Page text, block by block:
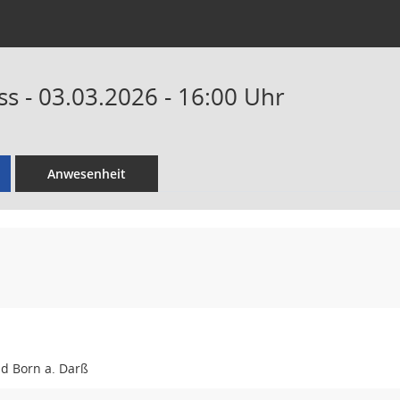
- 03.03.2026 - 16:00 Uhr
Anwesenheit
Born a. Darß